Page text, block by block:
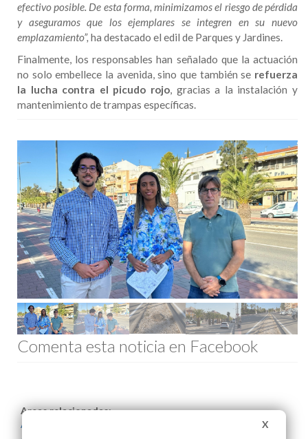
efectivo posible. De esta forma, minimizamos el riesgo de pérdida
y aseguramos que los ejemplares se integren en su nuevo
emplazamiento”, ha destacado el edil de Parques y Jardines.
Finalmente, los responsables han señalado que la actuación
no solo embellece la avenida, sino que también se refuerza
la lucha contra el picudo rojo, gracias a la instalación y
mantenimiento de trampas específicas.
Comenta esta noticia en Facebook
Areas relacionadas:
Alcaldía
X